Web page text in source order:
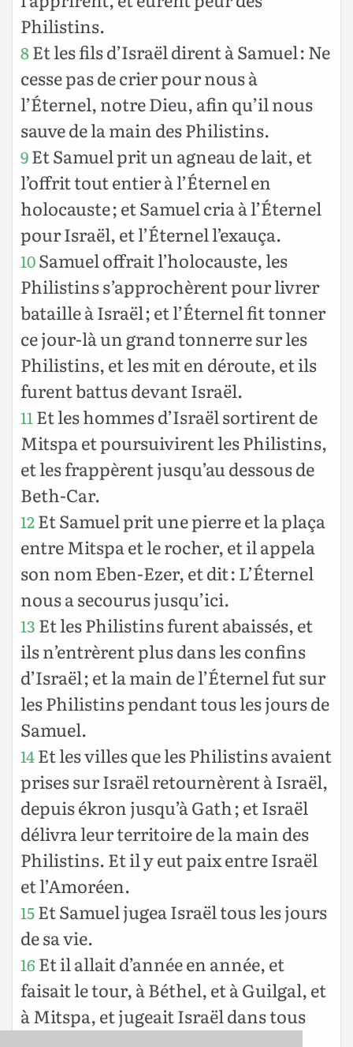
Philistins.
8Et les fils d’Israël dirent à Samuel : Ne
cesse pas de crier pour nous à
l’Éternel, notre Dieu, afin qu’il nous
sauve de la main des Philistins.
9Et Samuel prit un agneau de lait, et
l’offrit tout entier à l’Éternel en
holocauste ; et Samuel cria à l’Éternel
pour Israël, et l’Éternel l’exauça.
10Samuel offrait l’holocauste, les
Philistins s’approchèrent pour livrer
bataille à Israël ; et l’Éternel fit tonner
ce jour-là un grand tonnerre sur les
Philistins, et les mit en déroute, et ils
furent battus devant Israël.
11 Et les hommes d’Israël sortirent de
Mitspa et poursuivirent les Philistins,
et les frappèrent jusqu’au dessous de
Beth-Car.
12Et Samuel prit une pierre et la plaça
entre Mitspa et le rocher, et il appela
son nom Eben-Ezer, et dit : L’Éternel
nous a secourus jusqu’ici.
13 Et les Philistins furent abaissés, et
ils n’entrèrent plus dans les confins
d’Israël ; et la main de l’Éternel fut sur
les Philistins pendant tous les jours de
Samuel.
14Et les villes que les Philistins avaient
prises sur Israël retournèrent à Israël,
depuis ékron jusqu’à Gath ; et Israël
délivra leur territoire de la main des
Philistins. Et il y eut paix entre Israël
et l’Amoréen.
15Et Samuel jugea Israël tous les jours
de sa vie.
16 Et il allait d’année en année, et
faisait le tour, à Béthel, et à Guilgal, et
à Mitspa, et jugeait Israël dans tous